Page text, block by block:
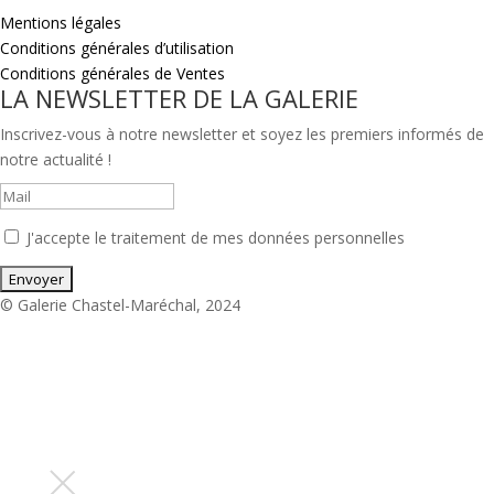
Mentions légales
Conditions générales d’utilisation
Conditions générales de Ventes
LA NEWSLETTER DE LA GALERIE
Inscrivez-vous à notre newsletter et soyez les premiers informés de
notre actualité !
J'accepte le traitement de mes données personnelles
© Galerie Chastel-Maréchal, 2024